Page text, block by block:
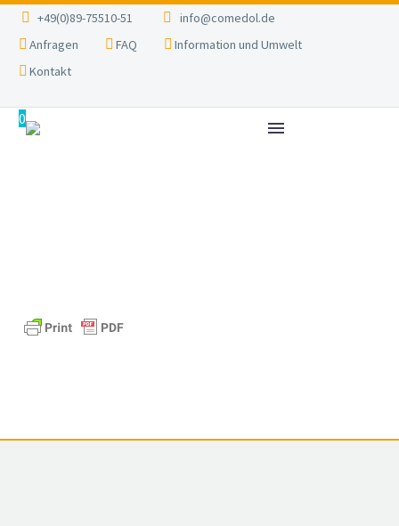
+49(0)89-75510-51
info@comedol.de
Anfragen
FAQ
Information und Umwelt
Kontakt
0